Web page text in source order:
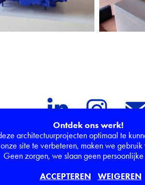
- roland.decorte@skynet.be -
Ontdek ons werk!
architectuurprojecten optimaal te
site te verbeteren, maken we gebruik
Geen zorgen, we slaan geen
ACCEPTEREN
WEIGEREN